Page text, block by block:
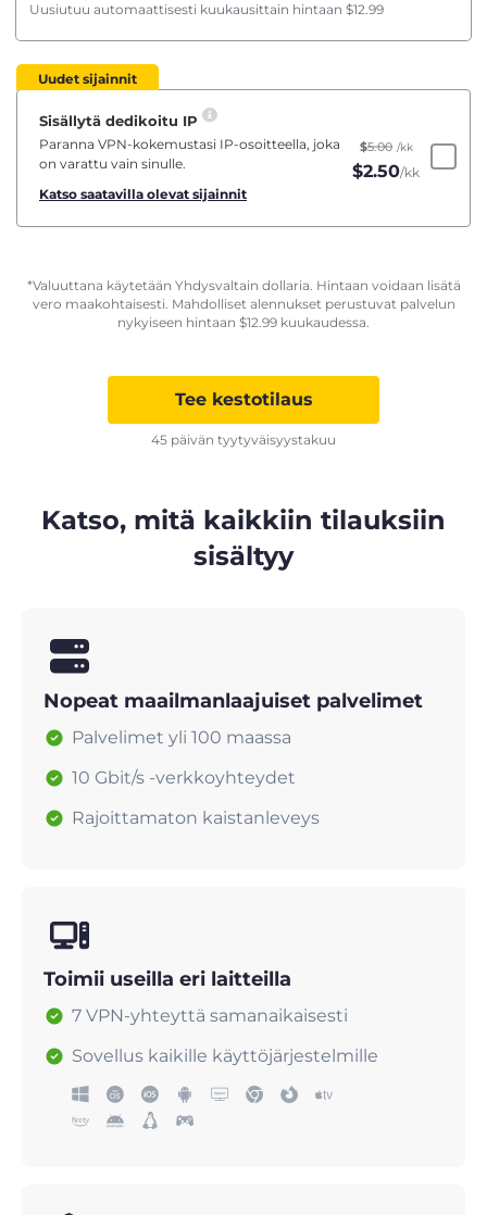
Uusiutuu automaattisesti kuukausittain hintaan $12.99
Uudet sijainnit
Sisällytä dedikoitu IP
Paranna VPN-kokemustasi IP-osoitteella, joka
on varattu vain sinulle.
Katso saatavilla olevat sijainnit
$5.00 /kk
$2.50/kk
*Valuuttana käytetään Yhdysvaltain dollaria. Hintaan voidaan lisätä
vero maakohtaisesti. Mahdolliset alennukset perustuvat palvelun
nykyiseen hintaan $12.99 kuukaudessa.
Tee kestotilaus
45 päivän tyytyväisyystakuu
Katso, mitä kaikkiin tilauksiin
sisältyy
Nopeat maailmanlaajuiset palvelimet
Palvelimet yli 100 maassa
10 Gbit/s -verkkoyhteydet
Rajoittamaton kaistanleveys
Toimii useilla eri laitteilla
7 VPN-yhteyttä samanaikaisesti
Sovellus kaikille käyttöjärjestelmille